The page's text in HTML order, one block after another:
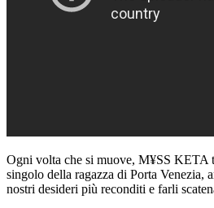
Ogni volta che si muove, M¥SS KETA
singolo della ragazza di Porta Venezia,
nostri desideri più reconditi e farli